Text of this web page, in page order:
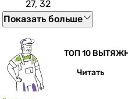
27, 32
Показать больше
ТОП 10
Читать